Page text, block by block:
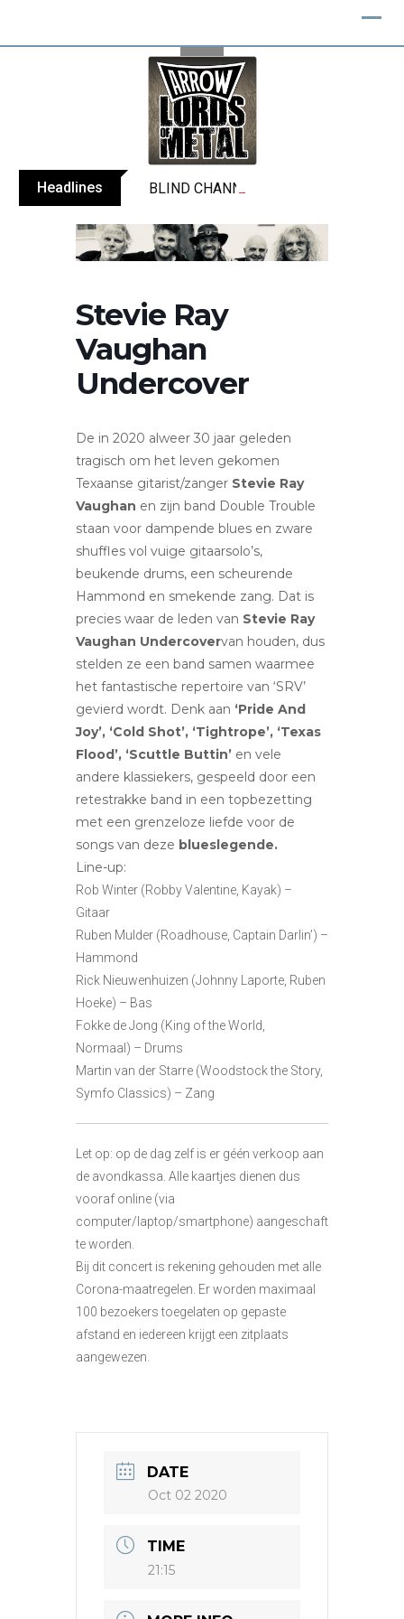
Headlines BLIND CHANNEL release “Diana” / “No
Stevie Ray
Vaughan
Undercover
De in 2020 alweer 30 jaar geleden
tragisch om het leven gekomen
Texaanse gitarist/zanger Stevie Ray
Vaughan en zijn band Double Trouble
staan voor dampende blues en zware
shuffles vol vuige gitaarsolo’s,
beukende drums, een scheurende
Hammond en smekende zang. Dat is
precies waar de leden van Stevie Ray
Vaughan Undercovervan houden, dus
stelden ze een band samen waarmee
het fantastische repertoire van ‘SRV’
gevierd wordt. Denk aan ‘Pride And
Joy’, ‘Cold Shot’, ‘Tightrope’, ‘Texas
Flood’, ‘Scuttle Buttin’ en vele
andere klassiekers, gespeeld door een
retestrakke band in een topbezetting
met een grenzeloze liefde voor de
songs van deze blueslegende.
Line-up:
Rob Winter (Robby Valentine, Kayak) –
Gitaar
Ruben Mulder (Roadhouse, Captain Darlin’) –
Hammond
Rick Nieuwenhuizen (Johnny Laporte, Ruben
Hoeke) – Bas
Fokke de Jong (King of the World,
Normaal) – Drums
Martin van der Starre (Woodstock the Story,
Symfo Classics) – Zang
Let op: op de dag zelf is er géén verkoop aan
de avondkassa. Alle kaartjes dienen dus
vooraf online (via
computer/laptop/smartphone) aangeschaft
te worden.
Bij dit concert is rekening gehouden met alle
Corona-maatregelen. Er worden maximaal
100 bezoekers toegelaten op gepaste
afstand en iedereen krijgt een zitplaats
aangewezen.
DATE
Oct 02 2020
TIME
21:15